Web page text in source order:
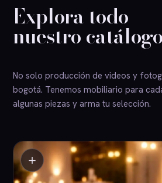
Explora todo
nuestro catálogo
No solo producción de videos y
bogotá. Tenemos mobiliario para
algunas piezas y arma tu selección.
＋